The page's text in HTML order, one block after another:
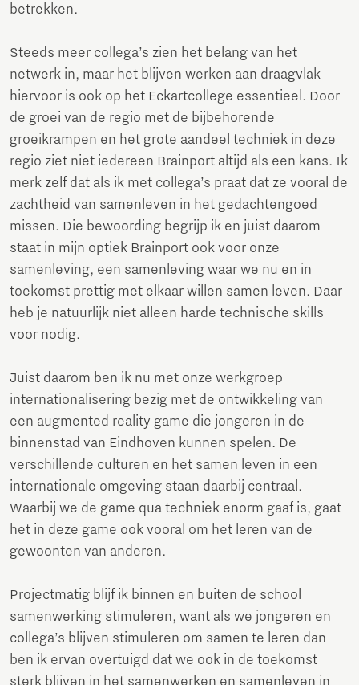
betrekken.
Steeds meer collega’s zien het belang van het
netwerk in, maar het blijven werken aan draagvlak
hiervoor is ook op het Eckartcollege essentieel. Door
de groei van de regio met de bijbehorende
groeikrampen en het grote aandeel techniek in deze
regio ziet niet iedereen Brainport altijd als een kans. Ik
merk zelf dat als ik met collega’s praat dat ze vooral de
zachtheid van samenleven in het gedachtengoed
missen. Die bewoording begrijp ik en juist daarom
staat in mijn optiek Brainport ook voor onze
samenleving, een samenleving waar we nu en in
toekomst prettig met elkaar willen samen leven. Daar
heb je natuurlijk niet alleen harde technische skills
voor nodig.
Juist daarom ben ik nu met onze werkgroep
internationalisering bezig met de ontwikkeling van
een augmented reality game die jongeren in de
binnenstad van Eindhoven kunnen spelen. De
verschillende culturen en het samen leven in een
internationale omgeving staan daarbij centraal.
Waarbij we de game qua techniek enorm gaaf is, gaat
het in deze game ook vooral om het leren van de
gewoonten van anderen.
Projectmatig blijf ik binnen en buiten de school
samenwerking stimuleren, want als we jongeren en
collega’s blijven stimuleren om samen te leren dan
ben ik ervan overtuigd dat we ook in de toekomst
sterk blijven in het samenwerken en samenleven in